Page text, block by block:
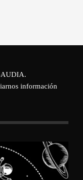
.
información